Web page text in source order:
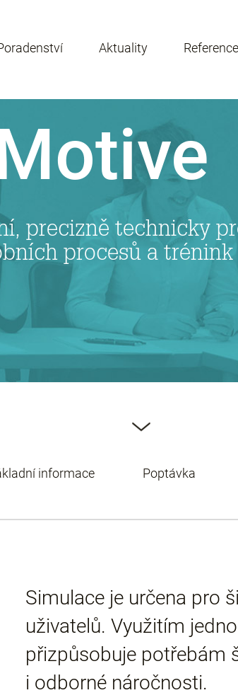
Aktuality Reference
precizně technicky
procesů a
informace Poptávka
Simulace je určena pro
uživatelů. Využitím
přizpůsobuje potřebám
i odborné náročnosti.